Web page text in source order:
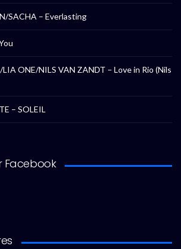
SACHA – Everlasting
ONE/NILS VAN ZANDT – Love in Rio (Nils
– SOLEIL
Facebook